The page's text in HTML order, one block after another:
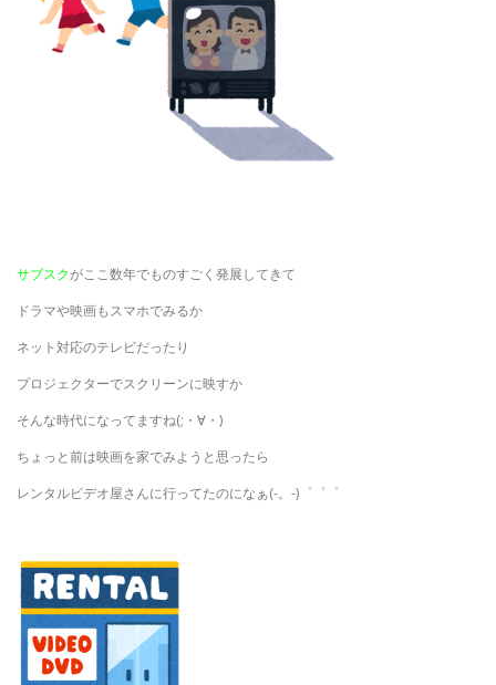
サブスクがここ数年でものすごく発展してきて
ドラマや映画もスマホでみるか
ネット対応のテレビだったり
プロジェクターでスクリーンに映すか
そんな時代になってますね(;・∀・)
ちょっと前は映画を家でみようと思ったら
レンタルビデオ屋さんに行ってたのになぁ(-。-)゜゜゜